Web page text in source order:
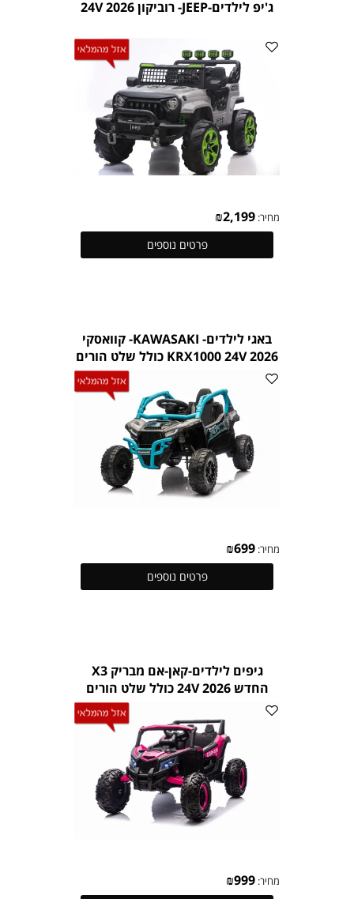
ג'יפ לילדים-JEEP- רוביקון 24V 2026
מחיר: ₪2,199
פרטים נוספים
באגי לילדים- KAWASAKI- קוואסקי
KRX1000 24V 2026 כולל שלט הורים
מחיר: ₪699
פרטים נוספים
גיפים לילדים-קאן-אם מבריק X3
החדש 2026 24V כולל שלט הורים
מחיר: ₪999